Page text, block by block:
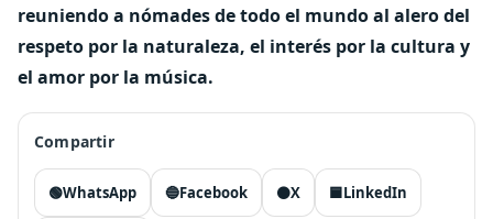
reuniendo a nómades de todo el mundo al alero del
respeto por la naturaleza, el interés por la cultura y
el amor por la música.
Compartir
🟢WhatsApp 🔵Facebook ⚫X 🟦LinkedIn